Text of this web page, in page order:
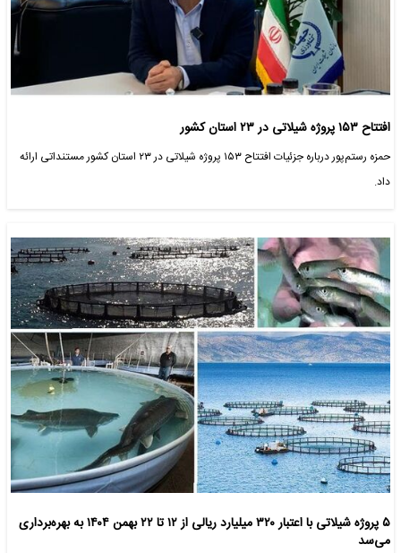
افتتاح ۱۵۳ پروژه شیلاتی در ۲۳ استان کشور
حمزه رستم‌پور درباره جزئیات افتتاح ۱۵۳ پروژه شیلاتی در ۲۳ استان کشور مستنداتی ارائه
داد.
۵ پروژه شیلاتی با اعتبار ۳۲۰ میلیارد ریالی از ۱۲ تا ۲۲ بهمن ۱۴۰۴ به بهره‌برداری
می‌سد